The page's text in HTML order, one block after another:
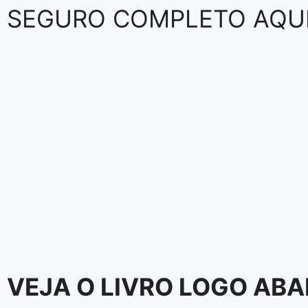
SEGURO COMPLETO
VEJA O LIVRO LOGO